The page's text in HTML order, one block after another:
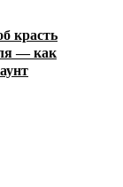
красть
— как